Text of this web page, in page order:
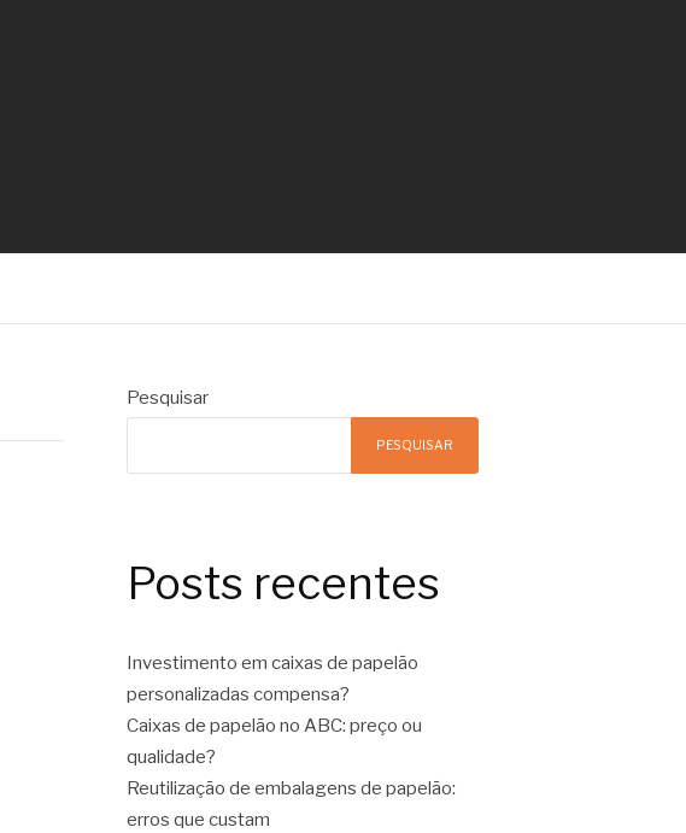
Pesquisar
PESQUISAR
Posts recentes
Investimento em caixas de papelão
personalizadas compensa?
Caixas de papelão no ABC: preço ou
qualidade?
Reutilização de embalagens de papelão:
erros que custam